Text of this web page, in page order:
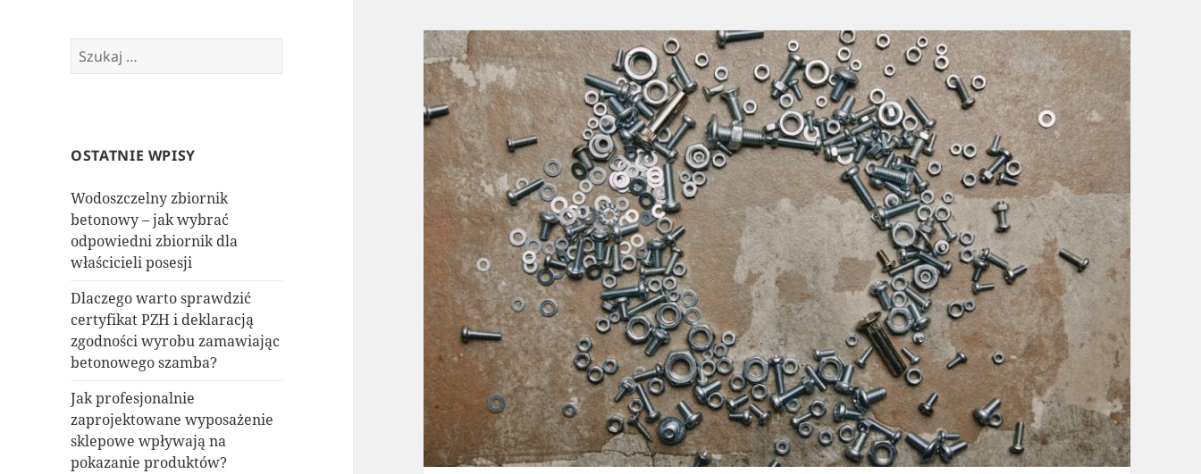
Szukaj:
OSTATNIE WPISY
Wodoszczelny zbiornik
betonowy – jak wybrać
odpowiedni zbiornik dla
właścicieli posesji
Dlaczego warto sprawdzić
certyfikat PZH i deklaracją
zgodności wyrobu zamawiając
betonowego szamba?
Jak profesjonalnie
zaprojektowane wyposażenie
sklepowe wpływają na
pokazanie produktów?